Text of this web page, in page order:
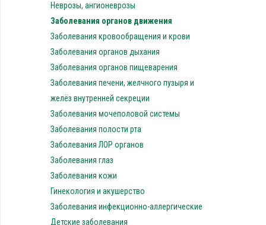
Неврозы, ангионеврозы
Заболевания органов движения
Заболевания кровообращения и крови
Заболевания органов дыхания
Заболевания органов пищеварения
Заболевания печени, желчного пузыря и
желёз внутренней секреции
Заболевания мочеполовой системы
Заболевания полости рта
Заболевания ЛОР органов
Заболевания глаз
Заболевания кожи
Гинекология и акушерство
Заболевания инфекционно-аллергические
Детские заболевания